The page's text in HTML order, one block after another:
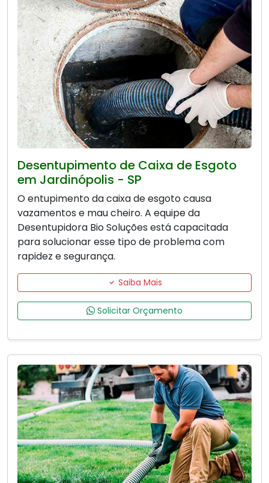
Desentupimento de Caixa de Esgoto
em Jardinópolis - SP
O entupimento da caixa de esgoto causa
vazamentos e mau cheiro. A equipe da
Desentupidora Bio Soluções está capacitada
para solucionar esse tipo de problema com
rapidez e segurança.
Saiba Mais
Solicitar Orçamento